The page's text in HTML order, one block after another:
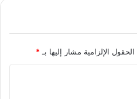
الحقول الإلزامية مشار إليها بـ*